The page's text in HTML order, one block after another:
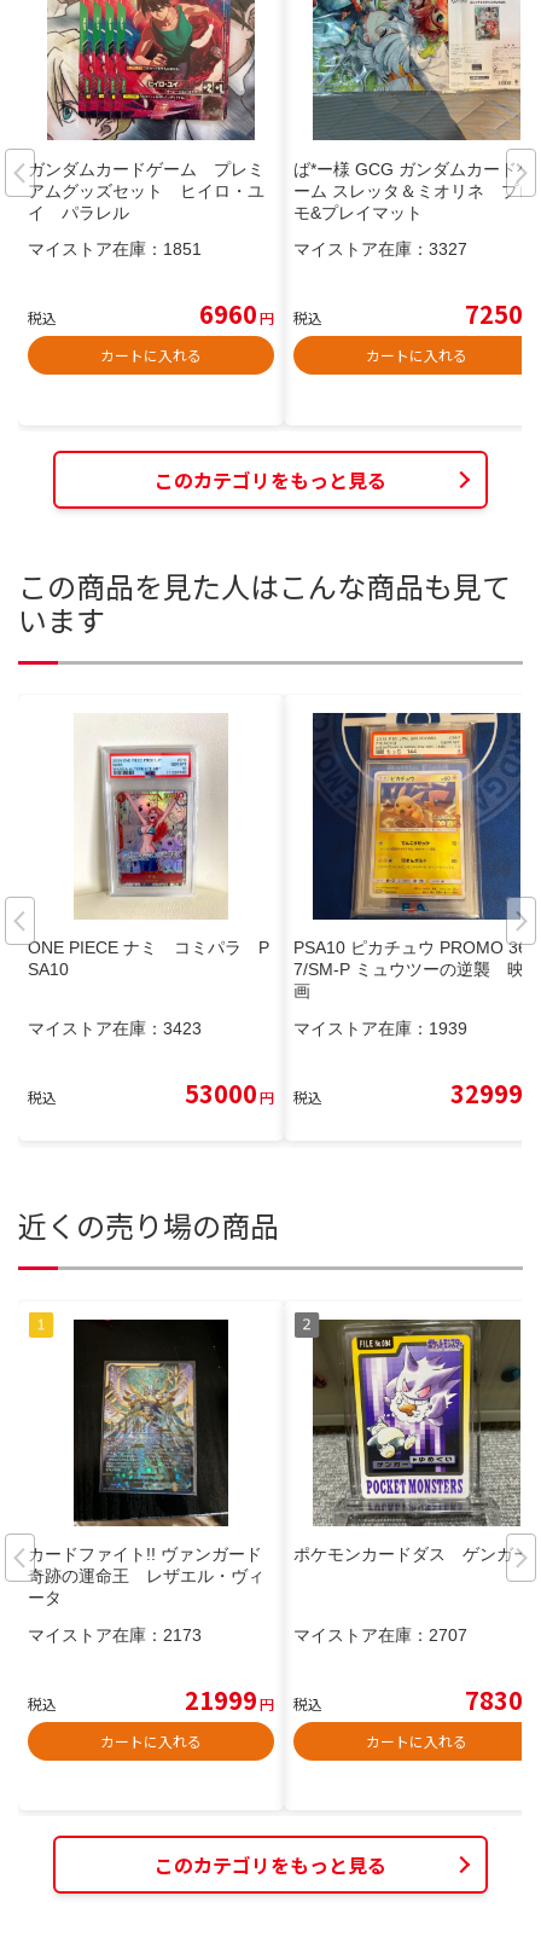
ガンダムカードゲーム プレミ
アムグッズセット ヒイロ・ユ
イ パラレル
マイストア在庫： 1851
税込 6960円
カートに入れる
ば*ー様 GCG ガンダムカードゲ
ーム スレッタ＆ミオリネ プロ
モ&プレイマット
マイストア在庫： 3327
税込 7250
カートに入れる
このカテゴリをもっと見る
この商品を見た人はこんな商品も見て
います
ONE PIECE ナミ コミパラ P
SA10
マイストア在庫： 3423
税込 53000円
PSA10 ピカチュウ PROMO 36
7/SM-P ミュウツーの逆襲 映
画
マイストア在庫： 1939
税込 32999
近くの売り場の商品
カードファイト!! ヴァンガード
奇跡の運命王 レザエル・ヴィ
ータ
マイストア在庫： 2173
税込 21999円
カートに入れる
ポケモンカードダス ゲンガー
マイストア在庫： 2707
税込 7830
カートに入れる
このカテゴリをもっと見る